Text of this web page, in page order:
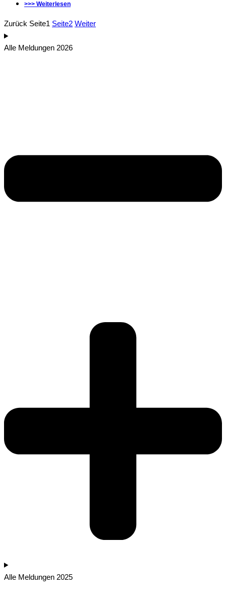
>>> Weiterlesen
Zurück Seite1 Seite2 Weiter
Alle Meldungen 2026
Alle Meldungen 2025